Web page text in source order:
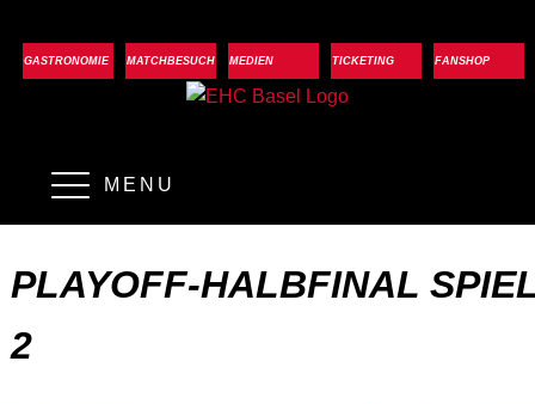
GASTRONOMIE MATCHBESUCH MEDIEN TICKETING FANSHOP
MENU
PLAYOFF-HALBFINAL
2